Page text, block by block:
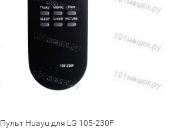
Пульт Huayu для LG 105-230F